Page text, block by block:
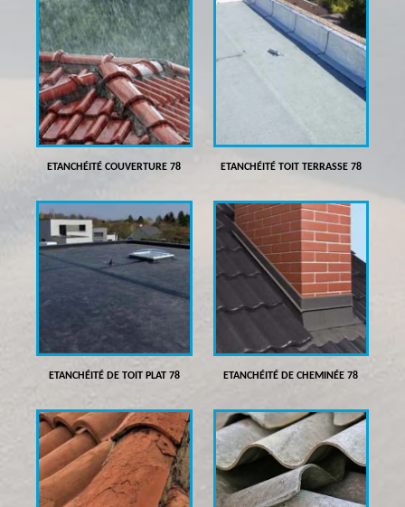
ETANCHÉITÉ COUVERTURE 78 ETANCHÉITÉ TOIT TERRASSE 78
ETANCHÉITÉ DE TOIT PLAT 78 ETANCHÉITÉ DE CHEMINÉE 78